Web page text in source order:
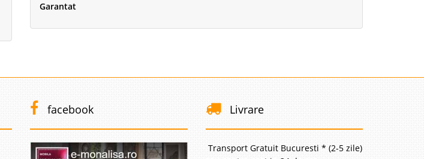
Garantat
facebook Livrare
Transport Gratuit Bucuresti * (2-5 zile)